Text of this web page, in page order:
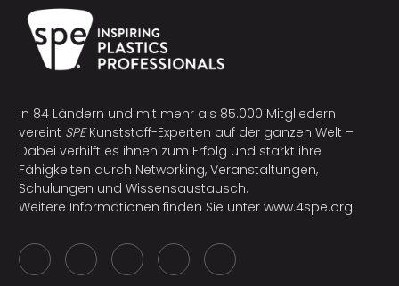
In 84 Ländern und mit mehr als 85.000 Mitgliedern
vereint SPEKunststoff-Experten auf der ganzen Welt –
Dabei verhilft es ihnen zum Erfolg und stärkt ihre
Fähigkeiten durch Networking, Veranstaltungen,
Schulungen und Wissensaustausch.
Weitere Informationen finden Sie unter www.4spe.org.